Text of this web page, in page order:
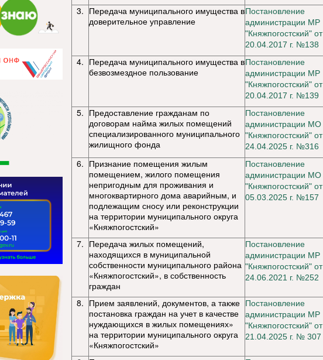
3. Передача муниципального имущества в
доверительное управление
Постановление
администрации МР
"Княжпогостский" от
20.04.2017 г. №138
4. Передача муниципального имущества в
безвозмездное пользование
Постановление
администрации МР
"Княжпогостский" от
20.04.2017 г. №139
5. Предоставление гражданам по
договорам найма жилых помещений
специализированного муниципального
жилищного фонда
Постановление
администрации МО
"Княжпогостский" от
24.04.2025 г. №316
6. Признание помещения жилым
помещением, жилого помещения
непригодным для проживания и
многоквартирного дома аварийным, и
подлежащим сносу или реконструкции
на территории муниципального округа
«Княжпогостский»
Постановление
администрации МО
"Княжпогостский" от
05.03.2025 г. №157
7. Передача жилых помещений,
находящихся в муниципальной
собственности муниципального района
«Княжпогостский», в собственность
граждан
Постановление
администрации МР
"Княжпогостский" от
24.06.2021 г. №252
8. Прием заявлений, документов, а также
постановка граждан на учет в качестве
нуждающихся в жилых помещениях»
на территории муниципального округа
«Княжпогостский»
Постановление
администрации МР
"Княжпогостский" от
21.04.2025 г. № 307